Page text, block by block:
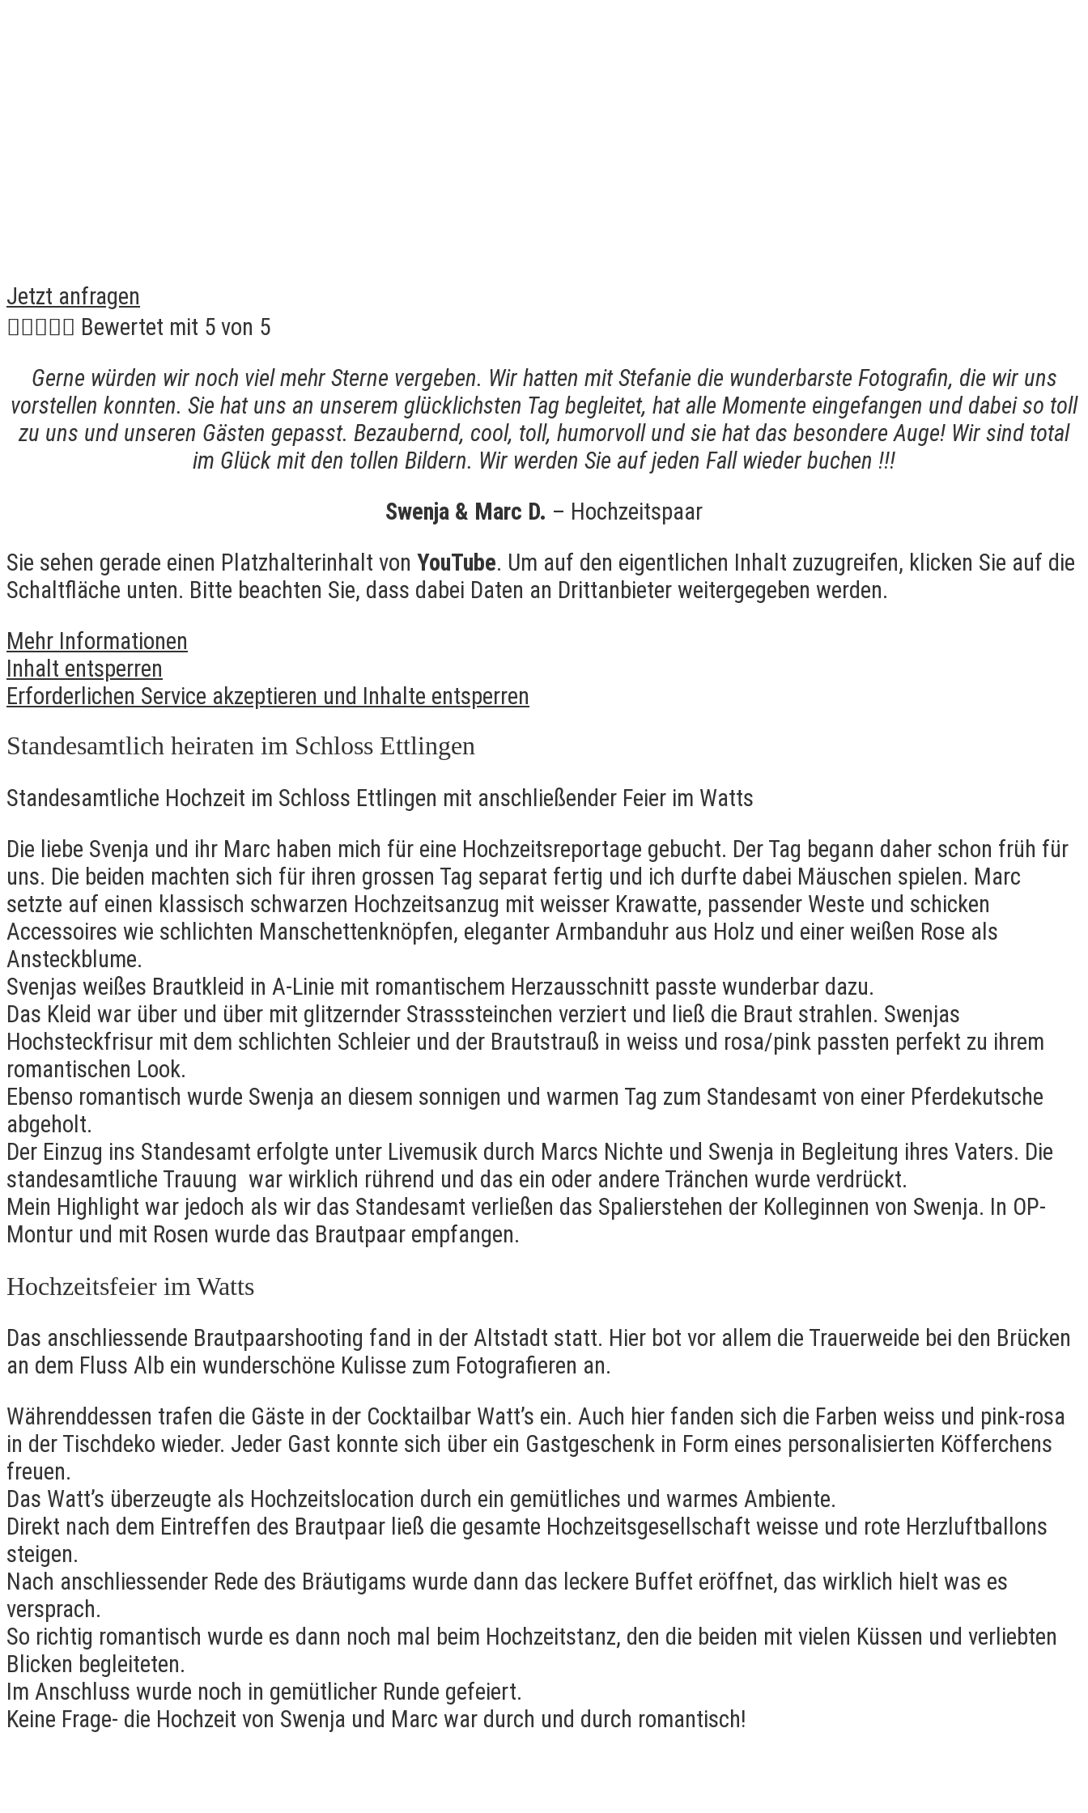
Jetzt anfragen
 Bewertet mit 5 von 5
Gerne würden wir noch viel mehr Sterne vergeben. Wir hatten mit Stefanie die wunderbarste Fotografin, die wir uns
vorstellen konnten. Sie hat uns an unserem glücklichsten Tag begleitet, hat alle Momente eingefangen und dabei so toll
zu uns und unseren Gästen gepasst. Bezaubernd, cool, toll, humorvoll und sie hat das besondere Auge! Wir sind total
im Glück mit den tollen Bildern. Wir werden Sie auf jeden Fall wieder buchen !!!
Swenja & Marc D. – Hochzeitspaar
Sie sehen gerade einen Platzhalterinhalt von YouTube. Um auf den eigentlichen Inhalt zuzugreifen, klicken Sie auf die
Schaltfläche unten. Bitte beachten Sie, dass dabei Daten an Drittanbieter weitergegeben werden.
Mehr Informationen
Inhalt entsperren
Erforderlichen Service akzeptieren und Inhalte entsperren
Standesamtlich heiraten im Schloss Ettlingen
Standesamtliche Hochzeit im Schloss Ettlingen mit anschließender Feier im Watts
Die liebe Svenja und ihr Marc haben mich für eine Hochzeitsreportage gebucht. Der Tag begann daher schon früh für
uns. Die beiden machten sich für ihren grossen Tag separat fertig und ich durfte dabei Mäuschen spielen. Marc
setzte auf einen klassisch schwarzen Hochzeitsanzug mit weisser Krawatte, passender Weste und schicken
Accessoires wie schlichten Manschettenknöpfen, eleganter Armbanduhr aus Holz und einer weißen Rose als
Ansteckblume.
Svenjas weißes Brautkleid in A-Linie mit romantischem Herzausschnitt passte wunderbar dazu.
Das Kleid war über und über mit glitzernder Strasssteinchen verziert und ließ die Braut strahlen. Swenjas
Hochsteckfrisur mit dem schlichten Schleier und der Brautstrauß in weiss und rosa/pink passten perfekt zu ihrem
romantischen Look.
Ebenso romantisch wurde Swenja an diesem sonnigen und warmen Tag zum Standesamt von einer Pferdekutsche
abgeholt.
Der Einzug ins Standesamt erfolgte unter Livemusik durch Marcs Nichte und Swenja in Begleitung ihres Vaters. Die
standesamtliche Trauung war wirklich rührend und das ein oder andere Tränchen wurde verdrückt.
Mein Highlight war jedoch als wir das Standesamt verließen das Spalierstehen der Kolleginnen von Swenja. In OP-
Montur und mit Rosen wurde das Brautpaar empfangen.
Hochzeitsfeier im Watts
Das anschliessende Brautpaarshooting fand in der Altstadt statt. Hier bot vor allem die Trauerweide bei den Brücken
an dem Fluss Alb ein wunderschöne Kulisse zum Fotografieren an.
Währenddessen trafen die Gäste in der Cocktailbar Watt’s ein. Auch hier fanden sich die Farben weiss und pink-rosa
in der Tischdeko wieder. Jeder Gast konnte sich über ein Gastgeschenk in Form eines personalisierten Köfferchens
freuen.
Das Watt’s überzeugte als Hochzeitslocation durch ein gemütliches und warmes Ambiente.
Direkt nach dem Eintreffen des Brautpaar ließ die gesamte Hochzeitsgesellschaft weisse und rote Herzluftballons
steigen.
Nach anschliessender Rede des Bräutigams wurde dann das leckere Buffet eröffnet, das wirklich hielt was es
versprach.
So richtig romantisch wurde es dann noch mal beim Hochzeitstanz, den die beiden mit vielen Küssen und verliebten
Blicken begleiteten.
Im Anschluss wurde noch in gemütlicher Runde gefeiert.
Keine Frage- die Hochzeit von Swenja und Marc war durch und durch romantisch!